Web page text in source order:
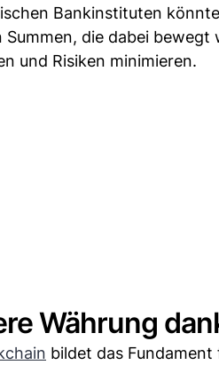
Bankinstituten
Summen, die dabei
und Risiken minimieren.
Währung
bildet das Fundament